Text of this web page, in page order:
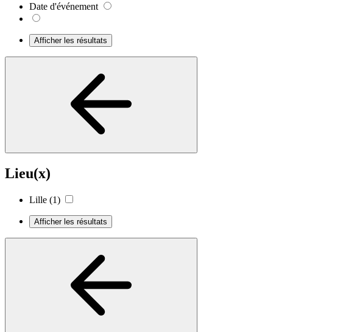
Date d'événement
Afficher les résultats
Lieu(x)
Lille (1)
Afficher les résultats